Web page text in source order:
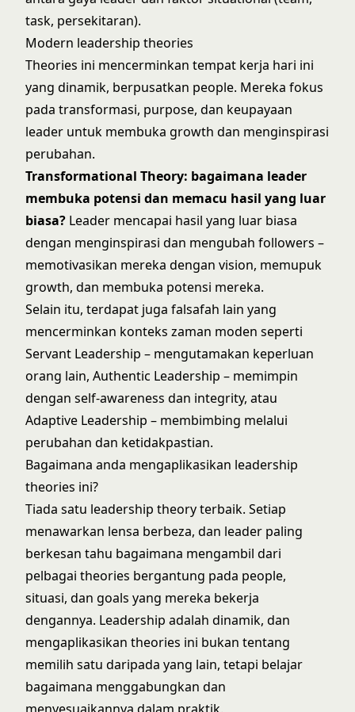
task, persekitaran).
Modern leadership theories
Theories ini mencerminkan tempat kerja hari ini
yang dinamik, berpusatkan people. Mereka fokus
pada transformasi, purpose, dan keupayaan
leader untuk membuka growth dan menginspirasi
perubahan.
Transformational Theory: bagaimana leader
membuka potensi dan memacu hasil yang luar
biasa? Leader mencapai hasil yang luar biasa
dengan menginspirasi dan mengubah followers –
memotivasikan mereka dengan vision, memupuk
growth, dan membuka potensi mereka.
Selain itu, terdapat juga falsafah lain yang
mencerminkan konteks zaman moden seperti
Servant Leadership – mengutamakan keperluan
orang lain, Authentic Leadership – memimpin
dengan self-awareness dan integrity, atau
Adaptive Leadership – membimbing melalui
perubahan dan ketidakpastian.
Bagaimana anda mengaplikasikan leadership
theories ini?
Tiada satu leadership theory terbaik. Setiap
menawarkan lensa berbeza, dan leader paling
berkesan tahu bagaimana mengambil dari
pelbagai theories bergantung pada people,
situasi, dan goals yang mereka bekerja
dengannya. Leadership adalah dinamik, dan
mengaplikasikan theories ini bukan tentang
memilih satu daripada yang lain, tetapi belajar
bagaimana menggabungkan dan